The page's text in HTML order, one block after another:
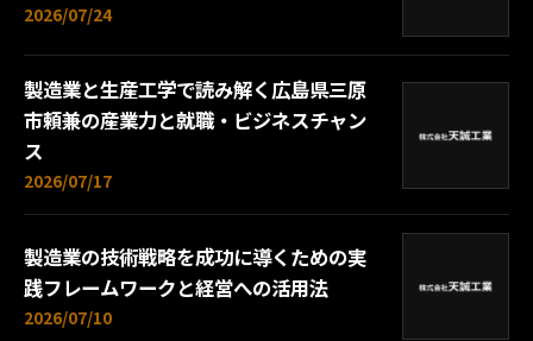
2026/07/24
製造業と生産工学で読み解く広島県三原
市頼兼の産業力と就職・ビジネスチャン
ス
2026/07/17
製造業の技術戦略を成功に導くための実
践フレームワークと経営への活用法
2026/07/10